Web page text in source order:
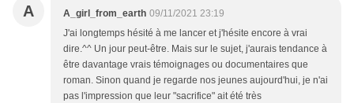
A A_girl_from_earth 09/11/2021 23:19
J'ai longtemps hésité à me lancer et j'hésite encore à vrai
dire.^^ Un jour peut-être. Mais sur le sujet, j'aurais tendance à
être davantage vrais témoignages ou documentaires que
roman. Sinon quand je regarde nos jeunes aujourd'hui, je n'ai
pas l'impression que leur "sacrifice" ait été très